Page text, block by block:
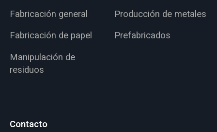
Fabricación general
Producción de metales
Fabricación de papel
Prefabricados
Manipulación de
residuos
Contacto